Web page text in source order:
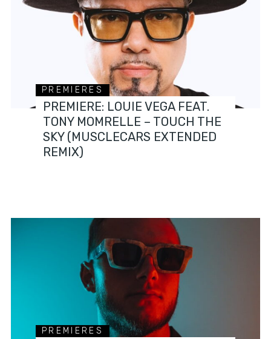
PREMIERES
PREMIERE: LOUIE VEGA FEAT.
TONY MOMRELLE – TOUCH THE
SKY (MUSCLECARS EXTENDED
REMIX)
PREMIERES